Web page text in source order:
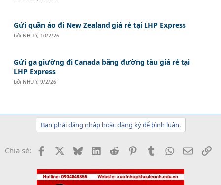
Gửi quần áo đi New Zealand giá rẻ tại LHP Express
bởi NHU Y, 10/2/26
Gửi ga giường đi Canada bằng đường tàu giá rẻ tại
LHP Express
bởi NHU Y,9/2/26
Bạn phải đăng nhập hoặc đăng ký để bình luận.
Chia sẻ: Facebook BlueskyLinkedInReddit PinterestTumblrWhatsApp
Email